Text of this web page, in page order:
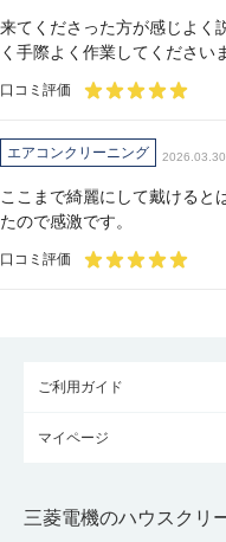
来てくださった方が感じよく
く手際よく作業してください
口コミ評価
エアコンクリーニング 2026.03.30
ここまで綺麗にして戴けると
たので感激です。
口コミ評価
ご利用ガイド
マイページ
三菱電機のハウスクリ